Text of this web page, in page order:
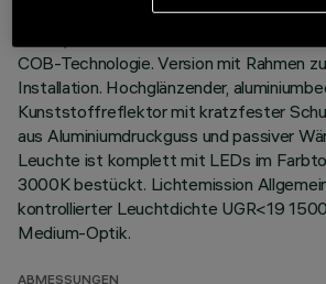
COB-Technologie. Version mit Rahmen
Installation. Hochglänzender,
Kunststoffreflektor mit kratzfester
aus Aluminiumdruckguss und passiver
Leuchte ist komplett mit LEDs im
3000K bestückt. Lichtemission
kontrollierter Leuchtdichte UGR<19
Medium-Optik.